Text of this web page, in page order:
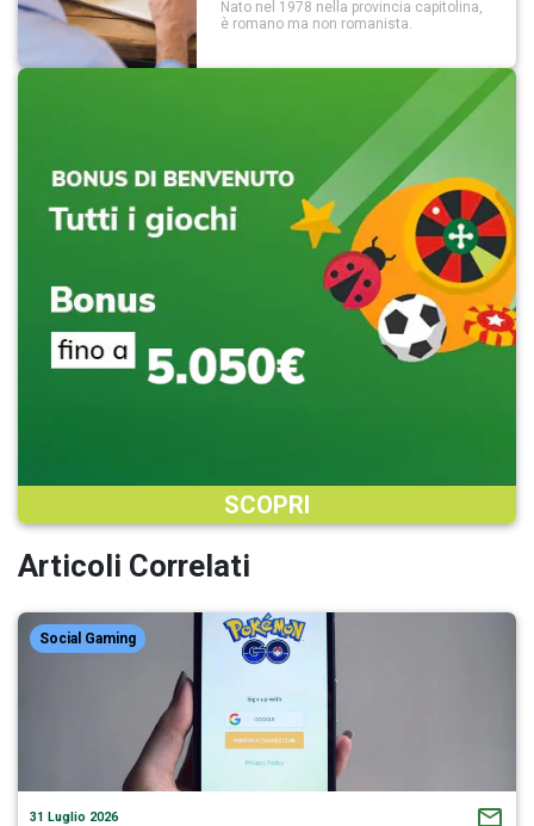
Nato nel 1978 nella provincia capitolina,
è romano ma non romanista.
SCOPRI
Articoli Correlati
Social Gaming
31 Luglio 2026